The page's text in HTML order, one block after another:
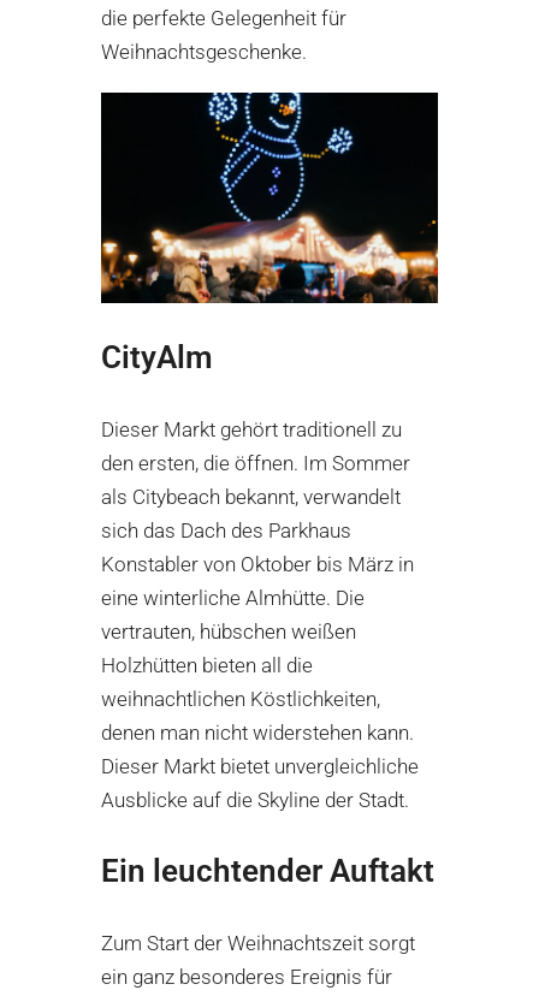
die perfekte Gelegenheit für
Weihnachtsgeschenke.
CityAlm
Dieser Markt gehört traditionell zu
den ersten, die öffnen. Im Sommer
als Citybeach bekannt, verwandelt
sich das Dach des Parkhaus
Konstabler von Oktober bis März in
eine winterliche Almhütte. Die
vertrauten, hübschen weißen
Holzhütten bieten all die
weihnachtlichen Köstlichkeiten,
denen man nicht widerstehen kann.
Dieser Markt bietet unvergleichliche
Ausblicke auf die Skyline der Stadt.
Ein leuchtender Auftakt
Zum Start der Weihnachtszeit sorgt
ein ganz besonderes Ereignis für